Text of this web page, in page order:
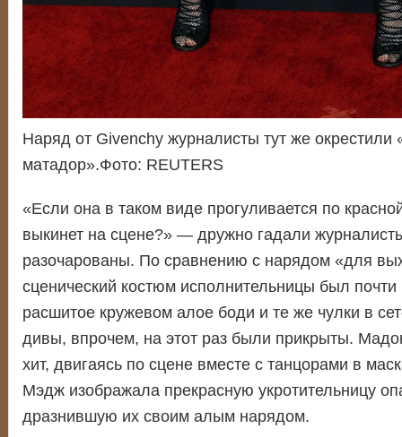
Наряд от Givenchy журналисты тут же окрестили
матадор».Фото: REUTERS
«Если она в таком виде прогуливается по
выкинет на сцене?» — дружно гадали
разочарованы. По сравнению с нарядом «для
сценический костюм исполнительницы был
расшитое кружевом алое боди и те же чулки в
дивы, впрочем, на этот раз были прикрыты.
хит, двигаясь по сцене вместе с танцорами в
Мэдж изображала прекрасную укротительницу
дразнившую их своим алым нарядом.